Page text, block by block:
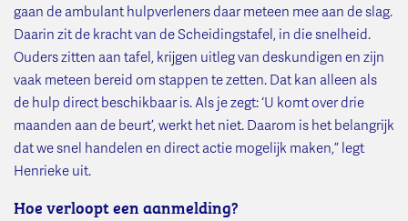
gaan de ambulant hulpverleners daar meteen mee aan de slag.
Daarin zit de kracht van de Scheidingstafel, in die snelheid.
Ouders zitten aan tafel, krijgen uitleg van deskundigen en zijn
vaak meteen bereid om stappen te zetten. Dat kan alleen als
de hulp direct beschikbaar is. Als je zegt: ‘U komt over drie
maanden aan de beurt’, werkt het niet. Daarom is het belangrijk
dat we snel handelen en direct actie mogelijk maken,” legt
Henrieke uit.
Hoe verloopt een aanmelding?